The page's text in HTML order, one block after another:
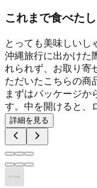
これまで食べた
とっても美味しいし
沖縄旅行に出かけた
れられず、お取り寄
ただいたこちらの商
まずはパッケージか
す。中を開けると、
詳細を見る